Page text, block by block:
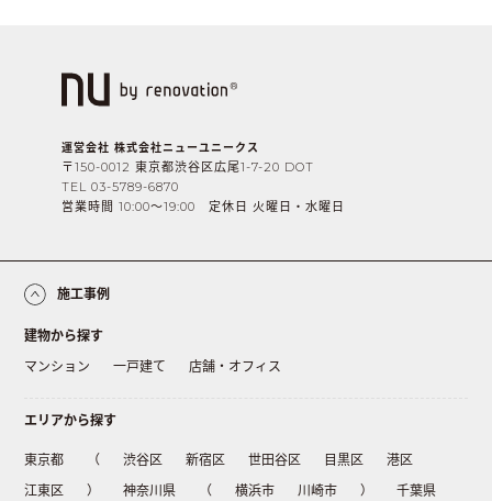
運営会社 株式会社ニューユニークス
〒150-0012 東京都渋谷区広尾1-7-20 DOT
TEL 03-5789-6870
営業時間 10:00〜19:00 定休日 火曜日・水曜日
施工事例
建物から探す
マンション
一戸建て 店舗・オフィス
エリアから探す
東京都 （ 渋谷区 新宿区 世田谷区 目黒区
港区
江東区
） 神奈川県 （ 横浜市 川崎市 ）
千葉県